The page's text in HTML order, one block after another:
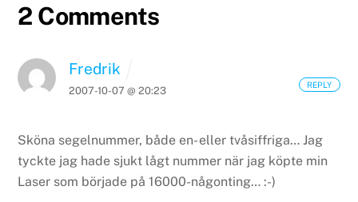
2 Comments
Fredrik
2007-10-07 @ 20:23
Sköna segelnummer, både en- eller tvåsiffriga… Jag
tyckte jag hade sjukt lågt nummer när jag köpte min
Laser som började på 16000-någonting… :-)
REPLY